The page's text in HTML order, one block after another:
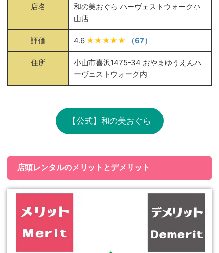
店名
和の美おぐら ハーヴェストウォーク小
山店
評価 4.6 ★★★★★ （67）
住所
小山市喜沢1475-34 おやまゆうえんハ
ーヴェストウォーク内
【公式】和の美おぐら
店頭レンタルのメリットとデメリット